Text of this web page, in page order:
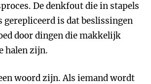
De denkfout die in stapels
gerepliceerd is dat beslissingen
door dingen die makkelijk
halen zijn.
woord zijn. Als iemand wordt